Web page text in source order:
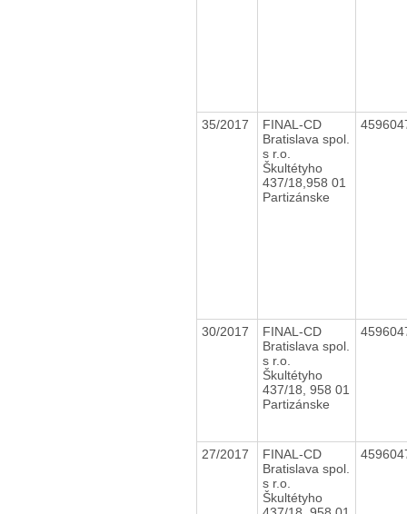
35/2017
FINAL-CD
Bratislava spol.
s r.o.
Škultétyho
437/18,958 01
Partizánske
30/2017
FINAL-CD
Bratislava spol.
s r.o.
Škultétyho
437/18, 958 01
Partizánske
27/2017
FINAL-CD
Bratislava spol.
s r.o.
Škultétyho